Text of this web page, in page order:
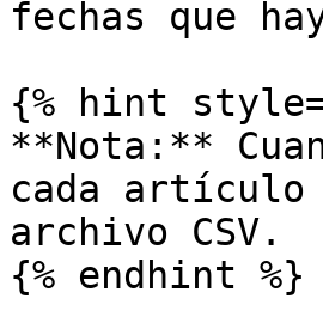
fechas que
{% hint
**Nota:**
cada artículo
archivo CSV.
{% endhint %}